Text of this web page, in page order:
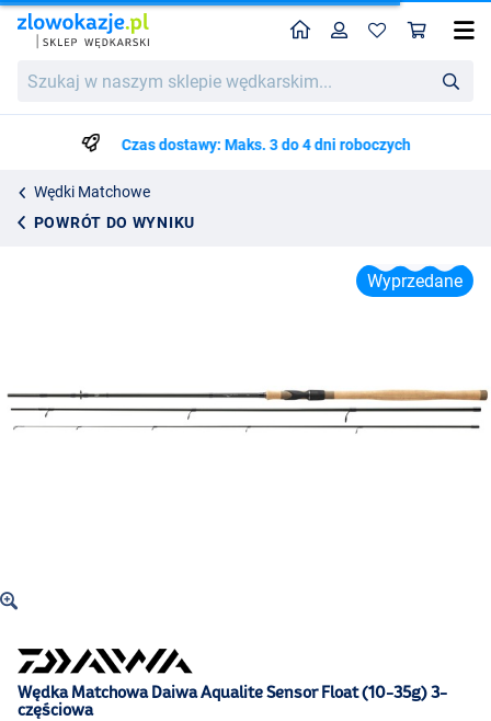
w
wędkarskim...
HomeProfil
Czas dostawy: Maks. 3 do 4 dni roboczych
Wędki Matchowe
POWRÓT DO WYNIKU
Wędka Matchowa Daiwa Aqualite Sensor Float (10-35g) 3-częściowa
634.75
Wyprzedane
Wędka Matchowa Daiwa Aqualite Sensor Float (10-35g) 3-
częściowa